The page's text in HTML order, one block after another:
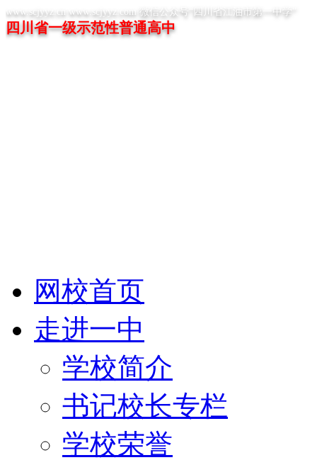
www.scjyyz.cn www.scjyyz.com 微信公众号“四川省江油市第一中学”
四川省一级示范性普通高中
网校首页
走进一中
学校简介
书记校长专栏
学校荣誉